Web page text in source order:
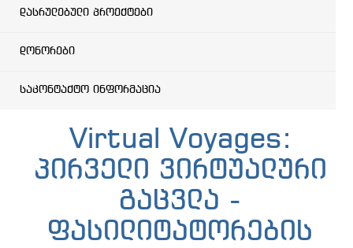
დასრულებული პროექტები
დონორები
საკონტაქტო ინფორმაცია
Virtual Voyages:
პირველი ვირტუალური
გაცვლა -
ფასილიტატორების